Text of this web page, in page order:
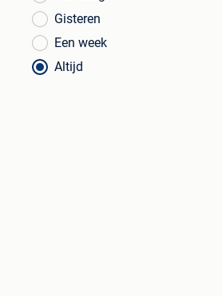
Gisteren
Een week
Altijd